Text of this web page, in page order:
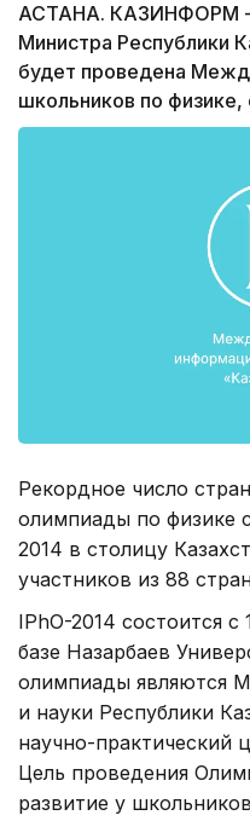
АСТАНА. КАЗИНФОРМ -
Министра Республики
будет проведена
школьников по
Рекордное число
олимпиады по физике
2014 в столицу
участников из 88
IPhO-2014 состоится
базе Назарбаев
олимпиады являются
и науки Республики
научно-
Цель проведения
развитие у